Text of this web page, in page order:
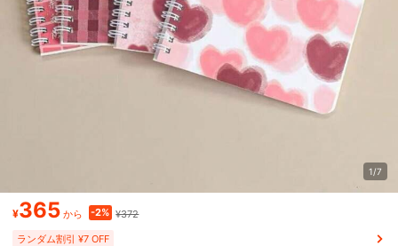
1/7
¥365 から -2% ¥372
ランダム割引 ¥7 OFF